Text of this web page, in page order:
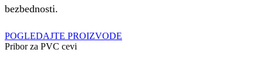
bezbednosti.
POGLEDAJTE PROIZVODE
Pribor za PVC cevi